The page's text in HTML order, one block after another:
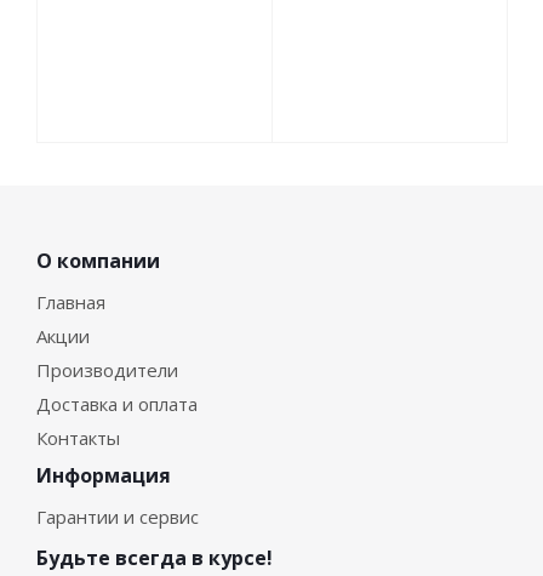
О компании
Главная
Акции
Производители
Доставка и оплата
Контакты
Информация
Гарантии и сервис
Будьте всегда в курсе!